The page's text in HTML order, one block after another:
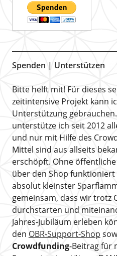
Spenden | Unterstützen
Bitte helft mit! Für dieses
zeitintensive Projekt kann
Unterstützung
unterstütze ich seit 2012
und nur mit Hilfe des
Mittel sind aus allseits
erschöpft. Ohne
über den Shop
absolut kleinster
gemeinsam, dass wir trotz
durchstarten und
Jahres-Jubiläum erleben
den OBR-Support-Shop
Crowdfunding-Beitrag für